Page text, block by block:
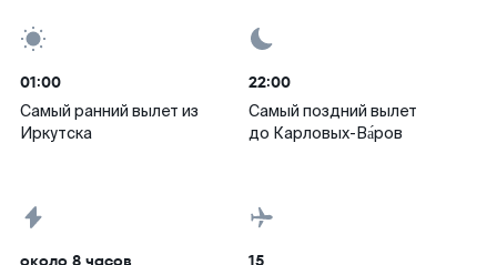
01:00
Самый ранний вылет из
Иркутска
22:00
Самый поздний вылет
до Карловых-Ва́ров
около 8 часов 15